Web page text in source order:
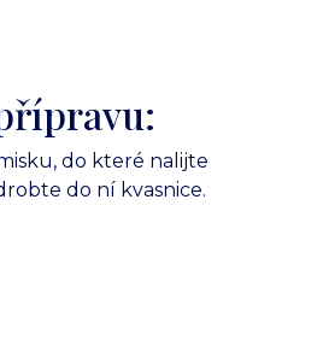
do které nalijte
do ní kvasnice.